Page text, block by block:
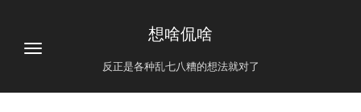
想啥侃啥
反正是各种乱七八糟的想法就对了